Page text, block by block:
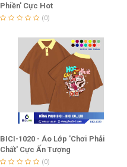
Phiền' Cực Hot
(0)
BICI-1020 - Áo Lớp 'Chơi Phải
Chất' Cực Ấn Tượng
(0)